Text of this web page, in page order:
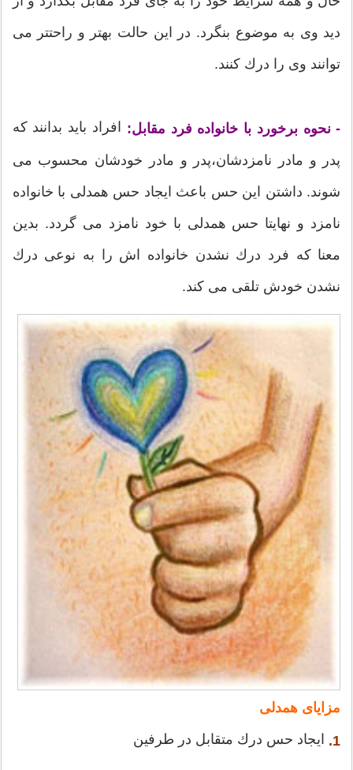
دید وی به موضوع بنگرد. در این حالت بهتر و راحتتر می
توانند وی را درك كنند.
- نحوه برخورد با خانواده فرد مقابل: افراد باید بدانند كه
پدر و مادر نامزدشان،‌پدر و مادر خودشان محسوب می
شوند. داشتن این حس باعث ایجاد حس همدلی با خانواده
نامزد و نهایتا حس همدلی با خود نامزد می گردد. بدین
معنا كه فرد درك نشدن خانواده اش را به نوعی درك
نشدن خودش تلقی می كند.
مزایای همدلی
1. ایجاد حس درك متقابل در طرفین